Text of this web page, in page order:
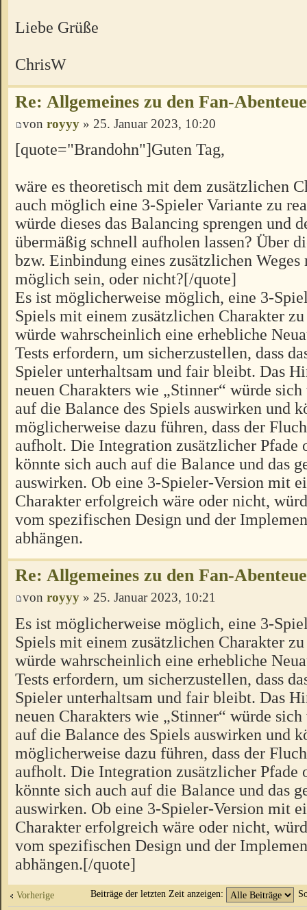
Liebe Grüße
ChrisW
Re: Allgemeines zu den Fan-
von royyy » 25. Januar 2023, 10:20
[quote="Brandohn"]Guten Tag,
wäre es theoretisch mit dem zusätzlichen
auch möglich eine 3-Spieler Variante zu
würde dieses das Balancing sprengen und
übermäßig schnell aufholen lassen? Über
bzw. Einbindung eines zusätzlichen Weges
möglich sein, oder nicht?[/quote]
Es ist möglicherweise möglich, eine 3-
Spiels mit einem zusätzlichen Charakter
würde wahrscheinlich eine erhebliche
Tests erfordern, um sicherzustellen, dass
Spieler unterhaltsam und fair bleibt. Das
neuen Charakters wie „Stinner“ würde
auf die Balance des Spiels auswirken und
möglicherweise dazu führen, dass der
aufholt. Die Integration zusätzlicher Pfade
könnte sich auch auf die Balance und das
auswirken. Ob eine 3-Spieler-Version mit
Charakter erfolgreich wäre oder nicht,
vom spezifischen Design und der
abhängen.
Re: Allgemeines zu den Fan-
von royyy » 25. Januar 2023, 10:21
Es ist möglicherweise möglich, eine 3-
Spiels mit einem zusätzlichen Charakter
würde wahrscheinlich eine erhebliche
Tests erfordern, um sicherzustellen, dass
Spieler unterhaltsam und fair bleibt. Das
neuen Charakters wie „Stinner“ würde
auf die Balance des Spiels auswirken und
möglicherweise dazu führen, dass der
aufholt. Die Integration zusätzlicher Pfade
könnte sich auch auf die Balance und das
auswirken. Ob eine 3-Spieler-Version mit
Charakter erfolgreich wäre oder nicht,
vom spezifischen Design und der
abhängen.[/quote]
Vorherige Beiträge der letzten Zeit anzeigen: